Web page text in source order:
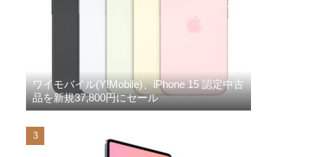
ワイモバイル(Y!Mobile)、iPhone 15 認定中古
品を新規37,800円にセール